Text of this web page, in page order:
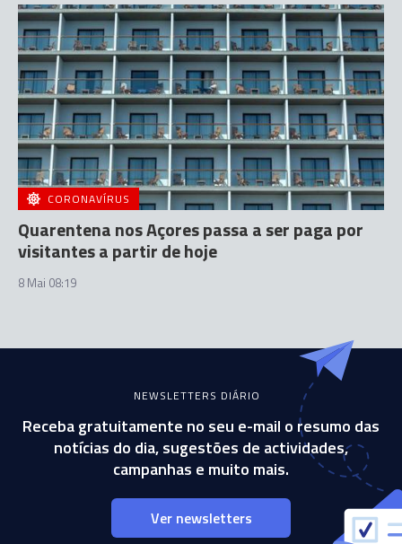
CORONAVÍRUS
Quarentena nos Açores passa a ser paga por
visitantes a partir de hoje
8 Mai 08:19
NEWSLETTERS DIÁRIO
Receba gratuitamente no seu e-mail o resumo das
notícias do dia, sugestões de actividades,
campanhas e muito mais.
Ver newsletters